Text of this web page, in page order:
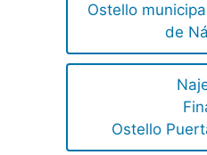
Ostello
de
Ostello